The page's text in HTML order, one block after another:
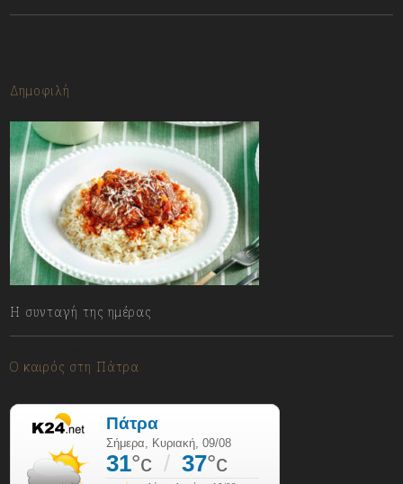
Δημοφιλή
Η συνταγή της ημέρας
Ο καιρός στη Πάτρα